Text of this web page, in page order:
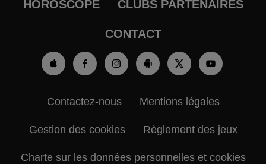
HOROSCOPE CLUBS PARTENAIRES
CONTACT
Contactez-nous Mentions légales
Gestion des cookies Règlement des jeux
Charte sur les données personnelles et cookies